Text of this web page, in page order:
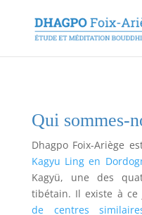
Qui sommes-
Dhagpo Foix-Ariège
Kagyu Ling en
Kagyü, une des
tibétain. Il existe à ce
de centres